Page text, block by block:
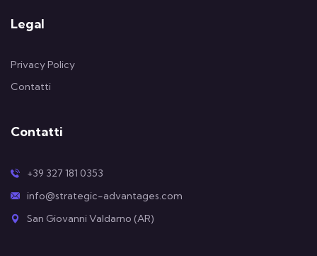
Legal
Privacy Policy
Contatti
Contatti
+39 327 181 0353
info@strategic-advantages.com
San Giovanni Valdarno (AR)